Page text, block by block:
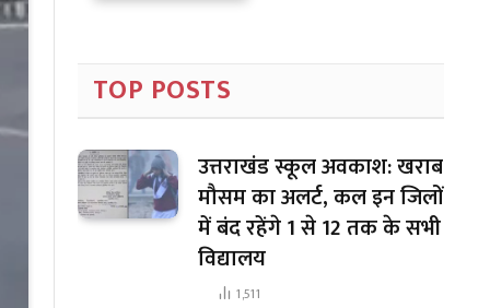
TOP POSTS
उत्तराखंड स्कूल अवकाश: खराब
मौसम का अलर्ट, कल इन जिलों
में बंद रहेंगे 1 से 12 तक के सभी
विद्यालय
1,511